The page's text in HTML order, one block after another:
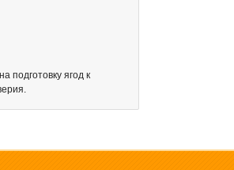
подготовку ягод к